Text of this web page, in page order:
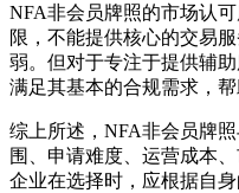
NFA非会员牌照的市场认
限，不能提供核心的交易
弱。但对于专注于提供辅
满足其基本的合规需求，
综上所述，NFA非会员牌
围、申请难度、运营成本
企业在选择时，应根据自